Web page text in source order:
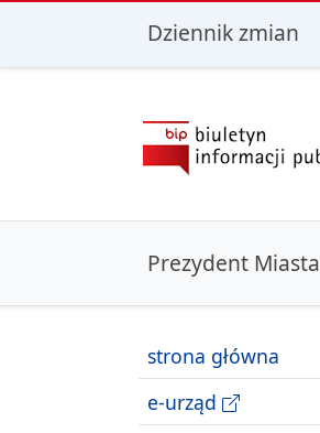
przejdź do głównego menu
Dziennik zmian
Prezydent Miasta
strona główna
e-urząd